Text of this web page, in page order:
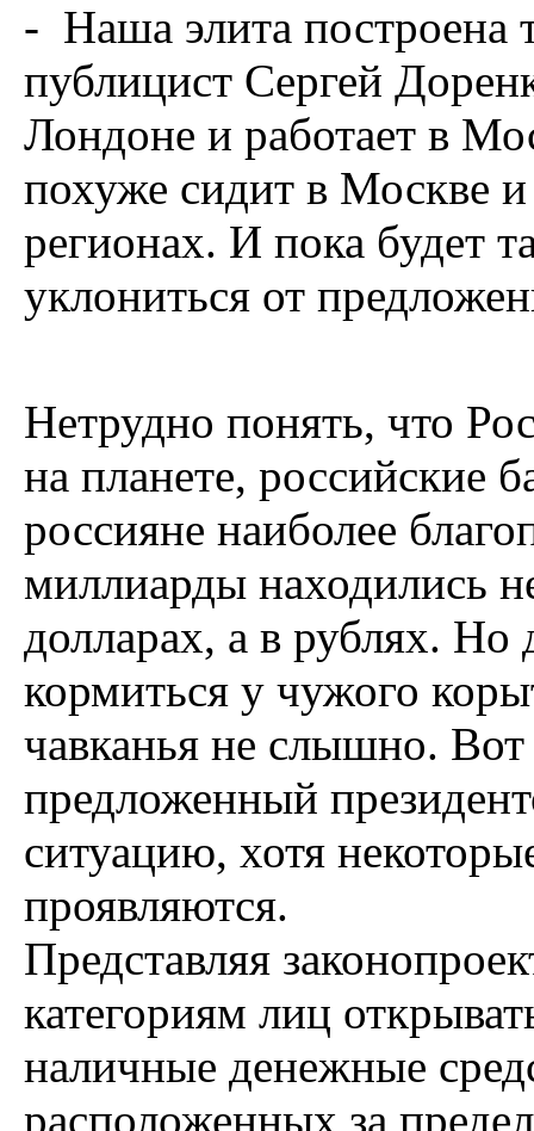
- Наша элита построена
публицист Сергей
Лондоне и работает в
похуже сидит в Москве
регионах. И пока будет
уклониться от
Нетрудно понять, что
на планете, российские
россияне наиболее
миллиарды находились
долларах, а в рублях. Но
кормиться у чужого
чавканья не слышно.
предложенный
ситуацию, хотя
проявляются.
Представляя
категориям лиц
наличные денежные
расположенных за